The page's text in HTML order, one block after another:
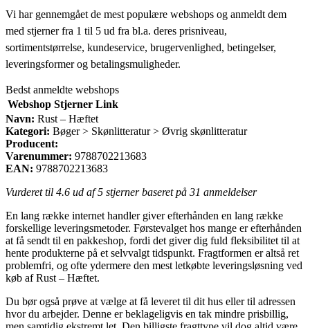
Vi har gennemgået de mest populære webshops og anmeldt dem
med stjerner fra 1 til 5 ud fra bl.a. deres prisniveau,
sortimentstørrelse, kundeservice, brugervenlighed, betingelser,
leveringsformer og betalingsmuligheder.
Bedst anmeldte webshops
Webshop Stjerner Link
Navn: Rust – Hæftet
Kategori: Bøger > Skønlitteratur > Øvrig skønlitteratur
Producent:
Varenummer: 9788702213683
EAN: 9788702213683
Vurderet til 4.6 ud af 5 stjerner baseret på 31 anmeldelser
En lang række internet handler giver efterhånden en lang række
forskellige leveringsmetoder. Førstevalget hos mange er efterhånden
at få sendt til en pakkeshop, fordi det giver dig fuld fleksibilitet til at
hente produkterne på et selvvalgt tidspunkt. Fragtformen er altså ret
problemfri, og ofte ydermere den mest letkøbte leveringsløsning ved
køb af Rust – Hæftet.
Du bør også prøve at vælge at få leveret til dit hus eller til adressen
hvor du arbejder. Denne er beklageligvis en tak mindre prisbillig,